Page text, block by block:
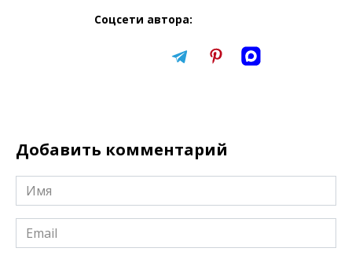
Соцсети автора:
Добавить комментарий
Имя
*
Email
*